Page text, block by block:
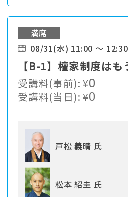
満席
08/31(水) 11:00 ～ 12:30
【B-1】檀家制度はも
受講料(事前):¥0
受講料(当日):¥0
戸松 義晴 氏
松本 紹圭 氏